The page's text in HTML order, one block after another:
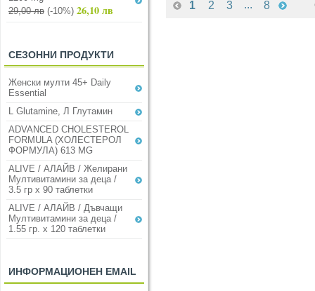
29,00 лв (-10%) 26,10 лв
СЕЗОННИ ПРОДУКТИ
Женски мулти 45+ Daily
Essential
L Glutamine, Л Глутамин
ADVANCED CHOLESTEROL
FORMULA (ХОЛЕСТЕРОЛ
ФОРМУЛА) 613 MG
ALIVE / АЛАЙВ / Желирани
Мултивитамини за деца /
3.5 гр х 90 таблетки
ALIVE / АЛАЙВ / Дъвчащи
Мултивитамини за деца /
1.55 гр. х 120 таблетки
ИНФОРМАЦИОНЕН EMAIL
1 2 3 ... 8